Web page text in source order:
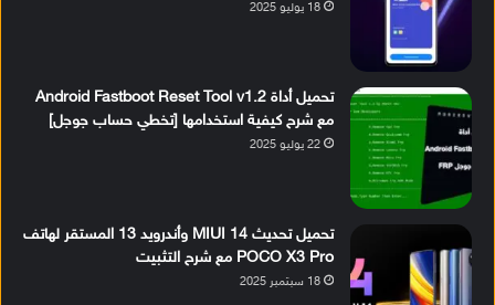
18 يوليو 2025
تحميل أداة Android Fastboot Reset Tool v1.2
مع شرح كيفية استخدامها [تخطي حساب جوجل]
22 يوليو 2025
تحميل تحديث MIUI 14 وأندرويد 13 المستقر لهاتف
POCO X3 Pro مع شرح التثبيت
18 سبتمبر 2025